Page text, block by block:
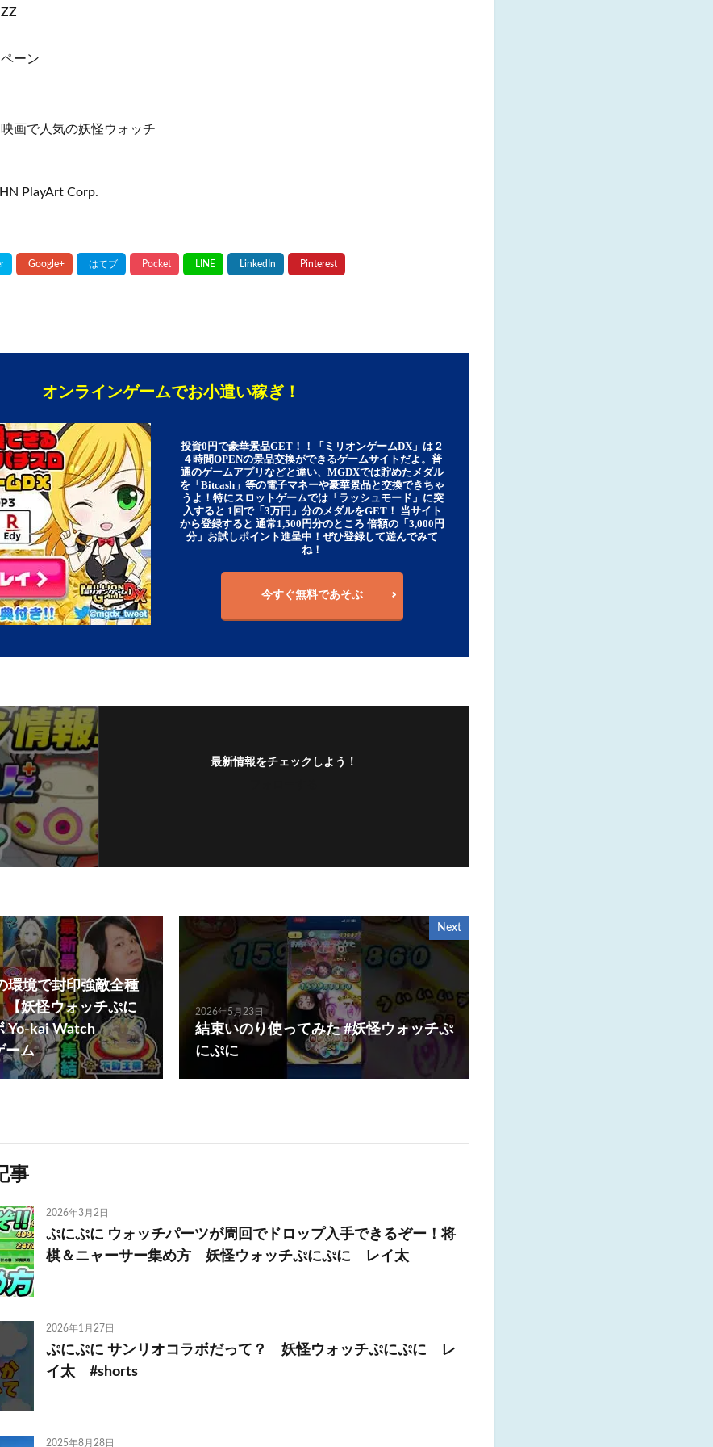
ーン
画で人気の妖怪ウォッチ
PlayArt Corp.
オンラインゲームでお小遣い稼ぎ！
投資0円で豪華景品GET！！「ミリオンゲームDX」は２
４時間OPENの景品交換ができるゲームサイトだよ。普
通のゲームアプリなどと違い、MGDXでは貯めたメダル
を「Bitcash」等の電子マネーや豪華景品と交換できちゃ
うよ！特にスロットゲームでは「ラッシュモード」に突
入すると 1回で「3万円」分のメダルをGET！ 当サイト
から登録すると 通常1,500円分のところ 倍額の「3,000円
分」お試しポイント進呈中！ぜひ登録して遊んでみて
ね！
今すぐ無料であそぶ
最新情報をチェックしよう！
環境で封印強敵全種
【妖怪ウォッチぷに
Yo-kai Watch
ーム
Next
2026年5月23日
結束いのり使ってみた #妖怪ウォッチぷ
にぷに
事
2026年3月2日
ぷにぷに ウォッチパーツが周回でドロップ入手できるぞー！将
棋＆ニャーサー集め方 妖怪ウォッチぷにぷに レイ太
2026年1月27日
ぷにぷに サンリオコラボだって？ 妖怪ウォッチぷにぷに レ
イ太 #shorts
2025年8月28日